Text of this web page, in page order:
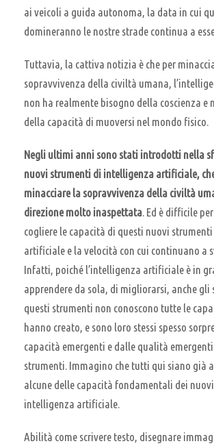
ai veicoli a guida autonoma, la data in cui
domineranno le nostre strade continua a
Tuttavia, la cattiva notizia è che per
sopravvivenza della civiltà umana,
non ha realmente bisogno della coscienza e
della capacità di muoversi nel mondo fisico.
Negli ultimi anni sono stati introdotti nella
nuovi strumenti di intelligenza artificiale,
minacciare la sopravvivenza della civiltà
direzione molto inaspettata. Ed è difficile
cogliere le capacità di questi nuovi
artificiale e la velocità con cui continuano a
Infatti, poiché l’intelligenza artificiale è in
apprendere da sola, di migliorarsi, anche
questi strumenti non conoscono tutte le
hanno creato, e sono loro stessi spesso
capacità emergenti e dalle qualità
strumenti. Immagino che tutti qui siano già
alcune delle capacità fondamentali dei
intelligenza artificiale.
Abilità come scrivere testo, disegnare